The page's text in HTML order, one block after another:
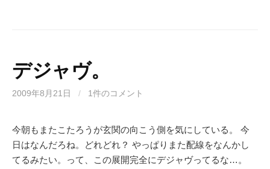
デジャヴ。
2009年8月21日 / 1件のコメント
今朝もまたこたろうが玄関の向こう側を気にしている。 今
日はなんだろね。どれどれ？ やっぱりまた配線をなんかし
てるみたい。って、この展開完全にデジャヴってるな…。